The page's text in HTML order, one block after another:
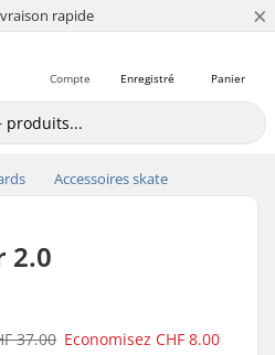
rapide
mio de clients ×
Panier
Enregistré
Compte
Accessoires skate
2.0
37.00 Economisez CHF 8.00